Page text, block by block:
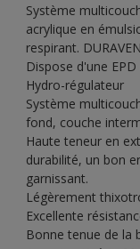
Système
acrylique en
respirant.
Dispose d'une EPD
Hydro-régulateur
Système
fond, couche
Haute teneur en
durabilité, un bon
garnissant.
Légèrement
Excellente
Bonne tenue de la